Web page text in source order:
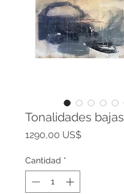
Tonalidades bajas
1290,00 US$Precio
Cantidad *